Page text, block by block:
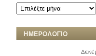
ΑΡΧΕΙΟ
ΧΡΟΝΙΚΩΝ
ΗΜΕΡΟΛΟΓΙΟ